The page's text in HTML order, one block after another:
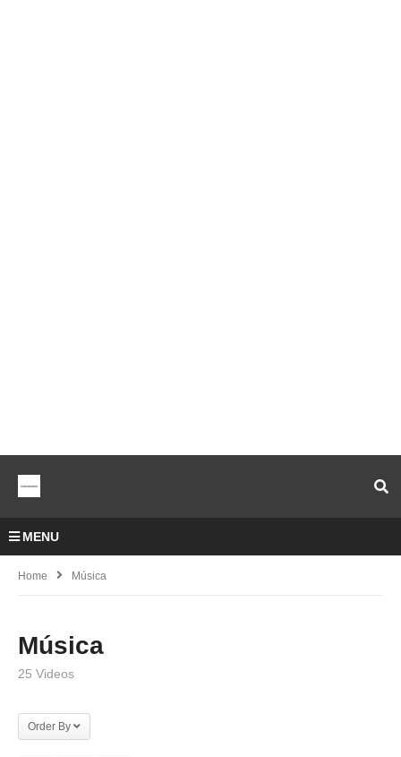
MENU
Home Música
Música
25 Videos
Order By